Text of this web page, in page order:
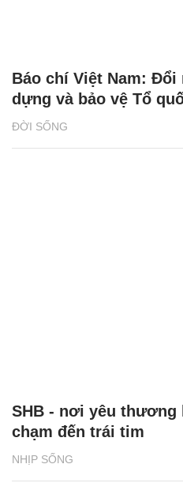
ĐỜI SỐNG
Báo chí Việt Nam:
dựng và bảo vệ Tổ
NHỊP SỐNG
SHB - nơi yêu thương
chạm đến trái tim